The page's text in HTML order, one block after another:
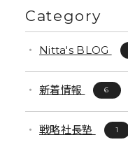
Category
Nitta's BLOG
新着情報 6
戦略社長塾 1